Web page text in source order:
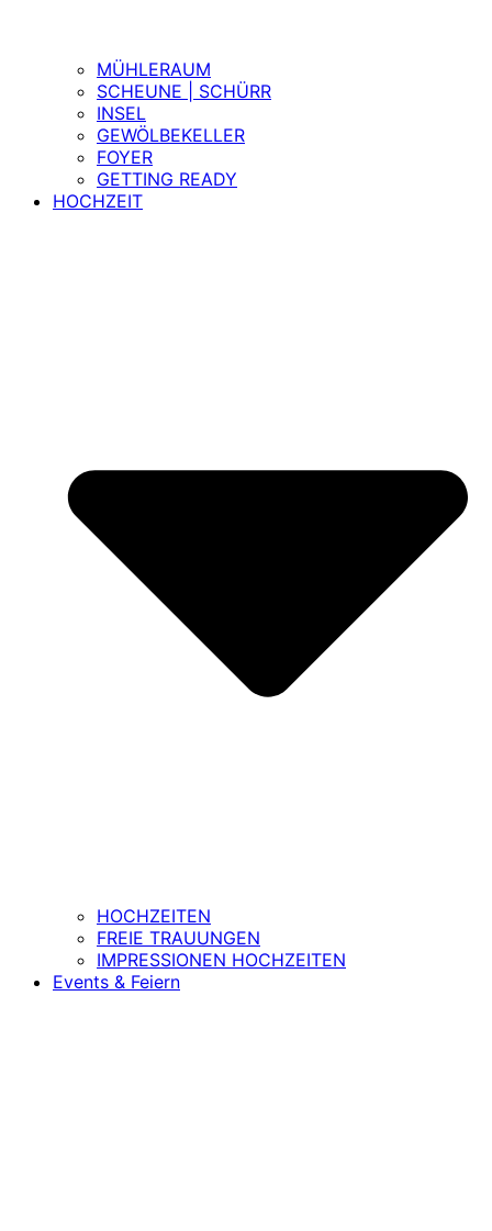
MÜHLERAUM
SCHEUNE | SCHÜRR
INSEL
GEWÖLBEKELLER
FOYER
GETTING READY
HOCHZEIT
HOCHZEITEN
FREIE TRAUUNGEN
IMPRESSIONEN HOCHZEITEN
Events & Feiern